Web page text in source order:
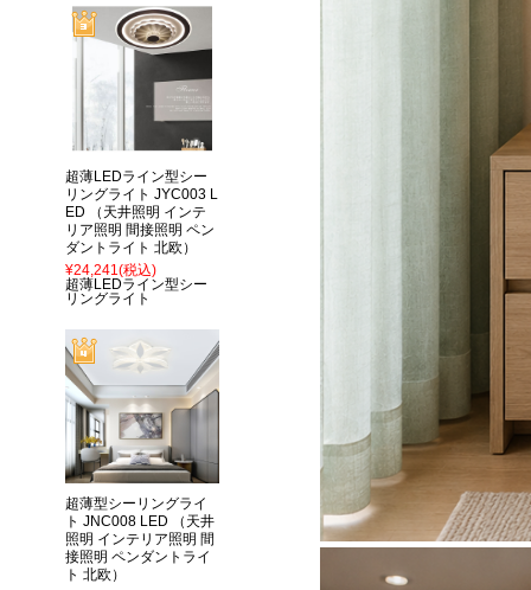
超薄LEDライン型シー
リングライト JYC003 L
ED （天井照明 インテ
リア照明 間接照明 ペン
ダントライト 北欧）
¥24,241(税込)
超薄LEDライン型シー
リングライト
超薄型シーリングライ
ト JNC008 LED （天井
照明 インテリア照明 間
接照明 ペンダントライ
ト 北欧）